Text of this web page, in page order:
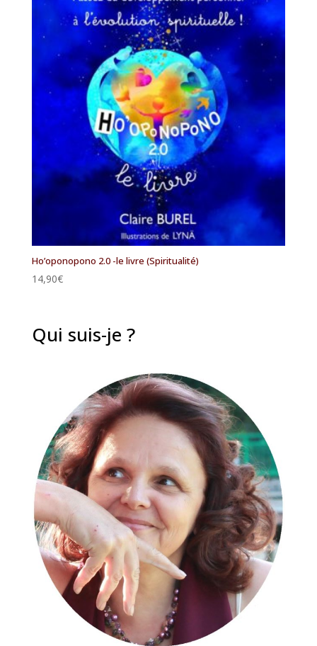
Ho’oponopono 2.0 -le livre (Spiritualité)
14,90€
Qui suis-je ?